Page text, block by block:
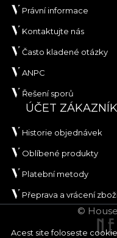
Acest site foloseste
Právní informace
Kontaktujte nás
Často kladené otázky
ANPC
Řešení sporů
ÚČET
Historie objednávek
Oblíbené produkty
Platební metody
Přeprava a vrácení
©